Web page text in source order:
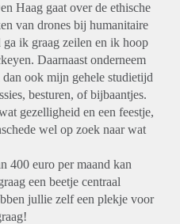
Haag gaat over de ethische
van drones bij humanitaire
ik graag zeilen en ik hoop
Daarnaast onderneem
ook mijn gehele studietijd
besturen, of bijbaantjes.
gezelligheid en een feestje,
wel op zoek naar wat
400 euro per maand kan
een beetje centraal
jullie zelf een plekje voor